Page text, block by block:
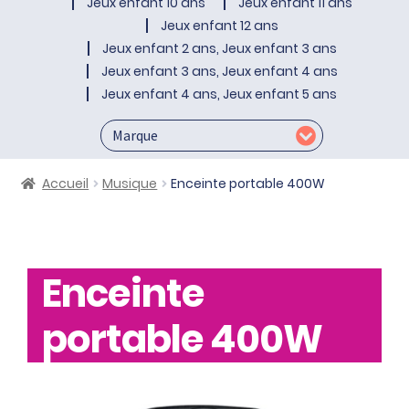
Jeux enfant 12 ans
Jeux enfant 2 ans, Jeux enfant 3 ans
Jeux enfant 3 ans, Jeux enfant 4 ans
Jeux enfant 4 ans, Jeux enfant 5 ans
Accueil Musique Enceinte portable 400W
Enceinte
portable 400W